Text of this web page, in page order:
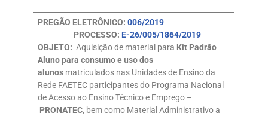
PREGÃO ELETRÔNICO: 006/2019
PROCESSO: E-26/005/1864/2019
OBJETO: Aquisição de material para Kit Padrão
Aluno para consumo e uso dos
alunosmatriculados nas Unidades de Ensino da
Rede FAETEC participantes do Programa Nacional
de Acesso ao Ensino Técnico e Emprego –
PRONATEC, bem como Material Administrativo a